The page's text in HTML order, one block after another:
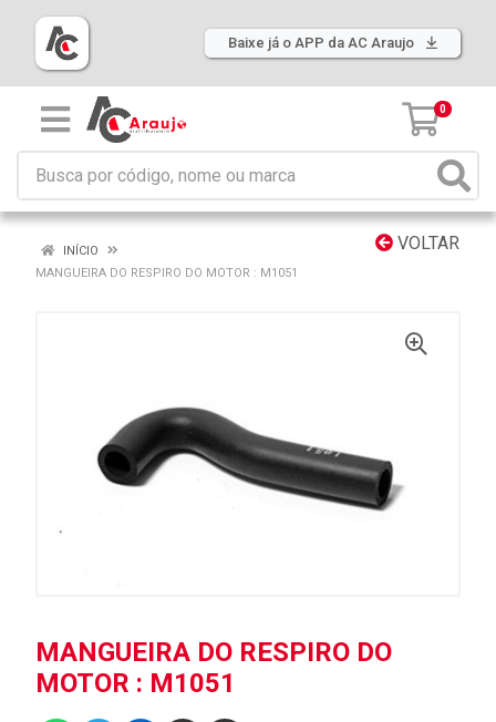
Baixe já o APP da AC Araujo
0
VOLTAR
INÍCIO
MANGUEIRA DO RESPIRO DO MOTOR : M1051
MANGUEIRA DO RESPIRO DO
MOTOR : M1051